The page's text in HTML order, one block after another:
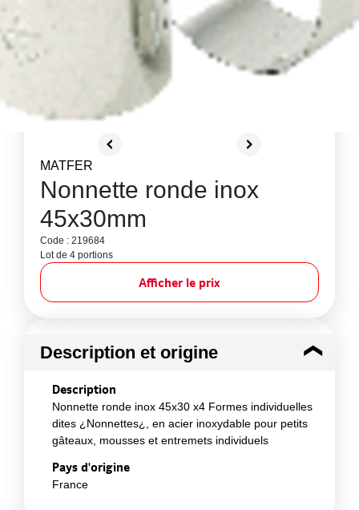
MATFER
Nonnette ronde inox
45x30mm
Code : 219684
Lot de 4 portions
Afficher le prix
Description et origine
Description
Nonnette ronde inox 45x30 x4 Formes individuelles
dites ¿Nonnettes¿, en acier inoxydable pour petits
gâteaux, mousses et entremets individuels
Pays d'origine
France